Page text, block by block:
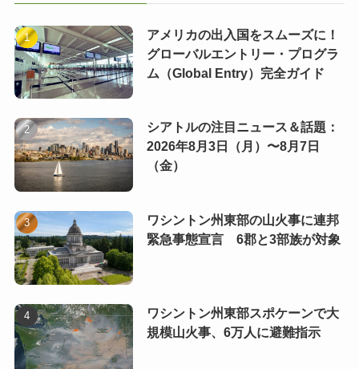
アメリカの出入国をスムーズに！
グローバルエントリー・プログラ
ム（Global Entry）完全ガイド
シアトルの注目ニュース＆話題：
2026年8月3日（月）〜8月7日
（金）
ワシントン州東部の山火事に連邦
緊急事態宣言 6郡と3部族が対象
ワシントン州東部スポケーンで大
規模山火事、6万人に避難指示